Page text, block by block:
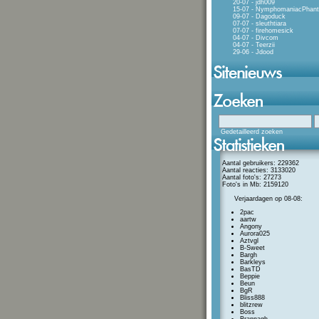
20-07 - jdh009
15-07 -
09-07 - Dagoduck
07-07 - sleuthtiara
07-07 - firehomesick
04-07 - Divcom
04-07 - Teerzii
29-06 - Jdood
Gedetailleerd zoeken
Aantal gebruikers: 229362
Aantal reacties: 3133020
Aantal foto's: 27273
Foto's in Mb: 2159120
Verjaardagen op 08-08:
2pac
aartw
Angony
Aurora025
Aztvgl
B-Sweet
Bargh
Barkleys
BasTD
Beppie
Beun
BgR
Bliss888
blitzrew
Boss